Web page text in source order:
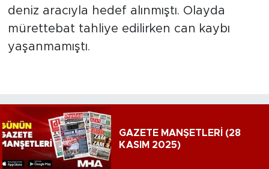
deniz aracıyla hedef alınmıştı. Olayda
mürettebat tahliye edilirken can kaybı
yaşanmamıştı.
GAZETE MANŞETLERİ (28
KASIM 2025)